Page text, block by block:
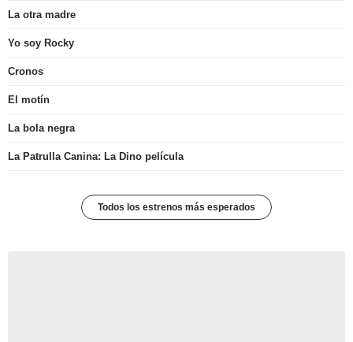
La otra madre
Yo soy Rocky
Cronos
El motín
La bola negra
La Patrulla Canina: La Dino película
Todos los estrenos más esperados